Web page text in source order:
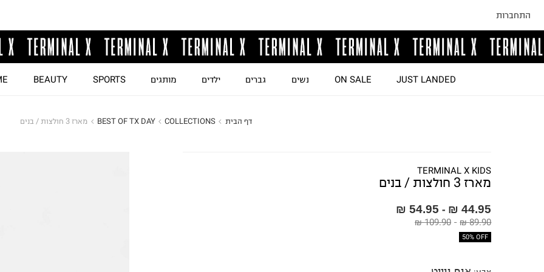
התחברות
JUST LANDED
ON SALE נשים גברים ילדים מותגים SPORTS
BEAUTY
דף הבית COLLECTIONS
BEST OF TX DAY מארז 3 חולצות / בנים
TERMINAL X KIDS
מארז 3 חולצות / בנים
44.95 ₪
-
54.95 ₪
89.90 ₪
-
109.90 ₪
50% OFF